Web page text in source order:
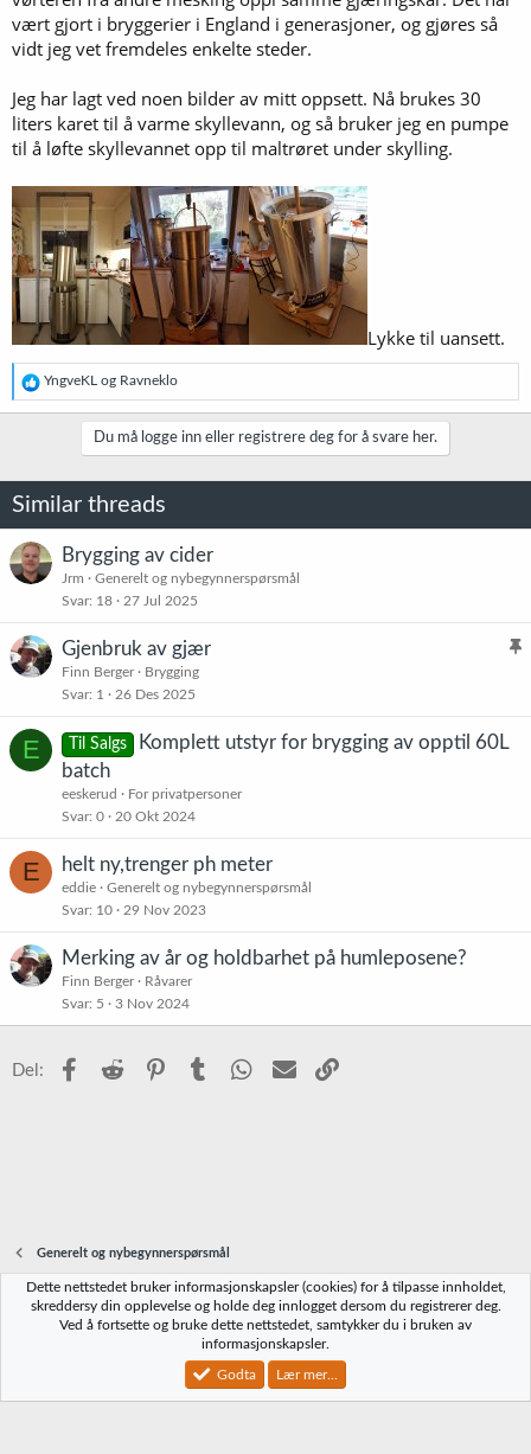
vært gjort i bryggerier i England i generasjoner, og gjøres så
vidt jeg vet fremdeles enkelte steder.
Jeg har lagt ved noen bilder av mitt oppsett. Nå brukes 30
liters karet til å varme skyllevann, og så bruker jeg en pumpe
til å løfte skyllevannet opp til maltrøret under skylling.
Lykke til uansett.
R
e
a
n
e
r
YngveKL og Ravneklo
Du må logge inn eller registrere deg for å svare her.
Similar threads
Brygging av cider
Jrm
Generelt og nybegynnerspørsmål
Svar 18 27 Jul 2025
K
Gjenbruk av gjær
Finn Berger
Brygging
Svar 1 26 Des 2025
E Til Salgs
Komplett utstyr for brygging av opptil 60L
batch
eeskerud
For privatpersoner
Svar 0 20 Okt 2024
E helt ny,trenger ph meter
eddie
Generelt og nybegynnerspørsmål
Svar 10 29 Nov 2023
Merking av år og holdbarhet på humleposene?
Finn Berger
Råvarer
Svar 5 3 Nov 2024
Del: Facebook
Reddit PinterestTumblr WhatsApp
E-post
Generelt og nybegynnerspørsmål
Norbrygg-default
Vilkår og regler Personvernregler
Community platform by XenForo® © 2010-2023 XenForo Ltd.
Dette nettstedet bruker informasjonskapsler (cookies) for å tilpasse innholdet,
skreddersy din opplevelse og holde deg innlogget dersom du registrerer deg.
Ved å fortsette og bruke dette nettstedet, samtykker du i bruken av
informasjonskapsler.
Godta Lær mer...